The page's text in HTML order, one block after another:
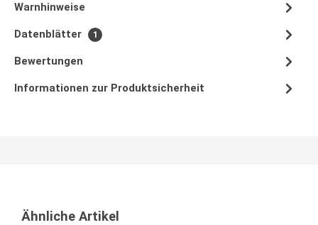
Warnhinweise
Datenblätter 1
Bewertungen
Informationen zur Produktsicherheit
Ähnliche Artikel